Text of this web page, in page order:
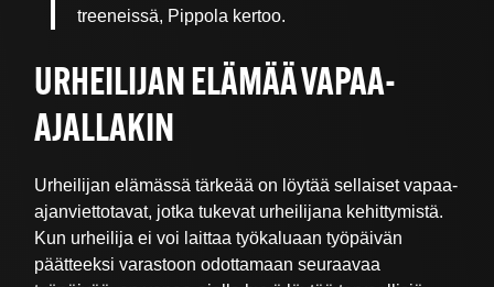
treeneissä, Pippola kertoo.
URHEILIJAN ELÄMÄÄ VAPAA-
AJALLAKIN
Urheilijan elämässä tärkeää on löytää sellaiset vapaa-
ajanviettotavat, jotka tukevat urheilijana kehittymistä.
Kun urheilija ei voi laittaa työkaluaan työpäivän
päätteeksi varastoon odottamaan seuraavaa